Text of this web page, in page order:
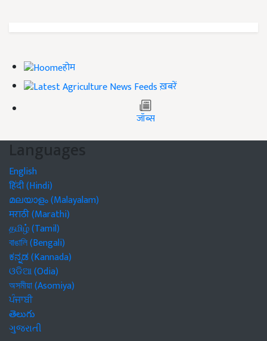
होम
ख़बरें
जॉब्स
Languages
English
हिंदी (Hindi)
മലയാളം (Malayalam)
मराठी (Marathi)
தமிழ் (Tamil)
বাঙালি (Bengali)
ಕನ್ನಡ (Kannada)
ଓଡିଆ (Odia)
অসমীয়া (Asomiya)
ਪੰਜਾਬੀ
తెలుగు
ગુજરાતી